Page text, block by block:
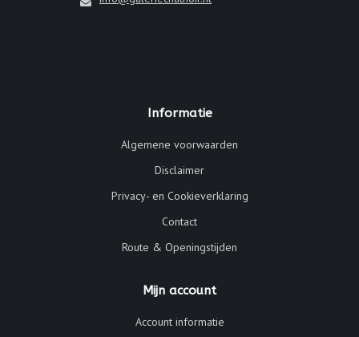
Informatie
Algemene voorwaarden
Disclaimer
Privacy- en Cookieverklaring
Contact
Route & Openingstijden
Mijn account
Account informatie